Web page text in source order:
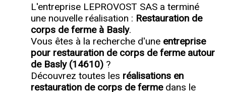
L'entreprise LEPROVOST SAS a terminé
une nouvelle réalisation : Restauration de
corps de ferme à Basly.
Vous êtes à la recherche d'une entreprise
pour restauration de corps de ferme autour
de Basly (14610)?
Découvrez toutes les réalisations en
restauration de corps de fermedans le